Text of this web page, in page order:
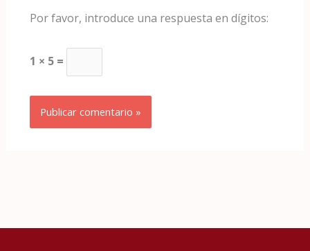
Por favor, introduce una respuesta en dígitos:
1 × 5 =